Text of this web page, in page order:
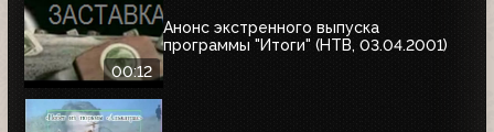
00:12
Анонс экстренного выпуска
программы "Итоги" (НТВ, 03.04.2001)